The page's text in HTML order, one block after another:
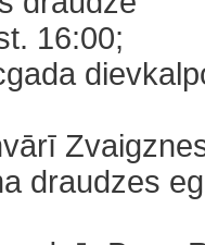
16:00;
draudzes